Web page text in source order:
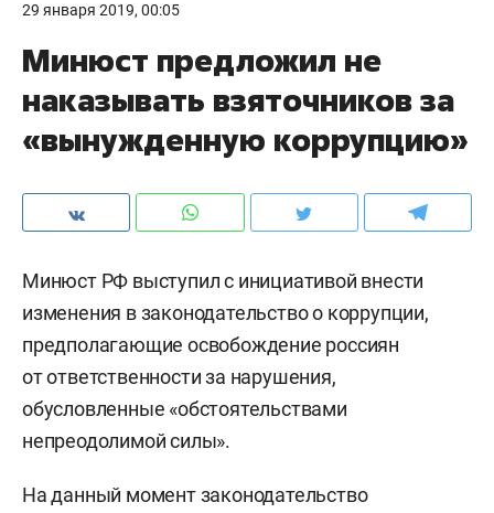
29 января 2019, 00:05
Минюст предложил не
наказывать взяточников за
«вынужденную коррупцию»
Минюст РФ выступил с инициативой внести
изменения в законодательство о коррупции,
предполагающие освобождение россиян
от ответственности за нарушения,
обусловленные «обстоятельствами
непреодолимой силы».
На данный момент законодательство